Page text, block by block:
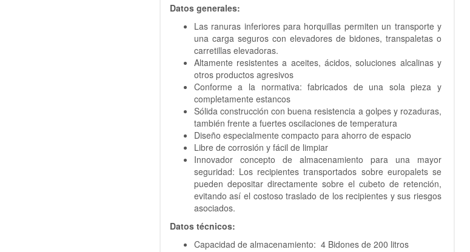
Datos generales:
Las ranuras inferiores para horquillas permiten un transporte y
una carga seguros con elevadores de bidones, transpaletas o
carretillas elevadoras.
Altamente resistentes a aceites, ácidos, soluciones alcalinas y
otros productos agresivos
Conforme a la normativa: fabricados de una sola pieza y
completamente estancos
Sólida construcción con buena resistencia a golpes y rozaduras,
también frente a fuertes oscilaciones de temperatura
Diseño especialmente compacto para ahorro de espacio
Libre de corrosión y fácil de limpiar
Innovador concepto de almacenamiento para una mayor
seguridad: Los recipientes transportados sobre europalets se
pueden depositar directamente sobre el cubeto de retención,
evitando así el costoso traslado de los recipientes y sus riesgos
asociados.
Datos técnicos:
Capacidad de almacenamiento: 4 Bidones de 200 litros